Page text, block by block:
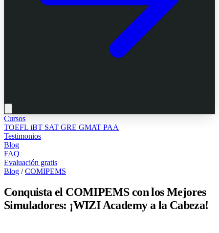
Cursos
TOEFL iBT SAT GRE GMAT PAA
Testimonios
Blog
FAQ
Evaluación gratis
Blog / COMIPEMS
Conquista el COMIPEMS con los Mejores
Simuladores: ¡WIZI Academy a la Cabeza!